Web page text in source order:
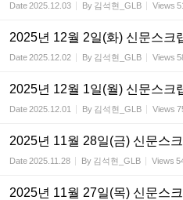
Date2025.12.03 By 김석현_GLB Views
2025년 12월 2일(화) 신문스크
Date2025.12.02 By 김석현_GLB Views
2025년 12월 1일(월) 신문스크
Date2025.12.01 By 김석현_GLB Views
2025년 11월 28일(금) 신문스
Date2025.11.28 By 김석현_GLB Views
2025년 11월 27일(목) 신문스